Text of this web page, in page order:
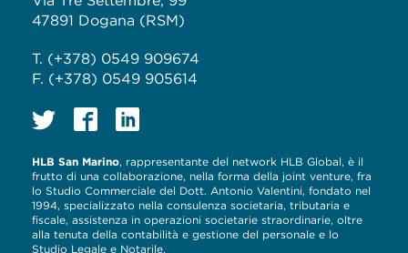
47891 Dogana (RSM)
T. (+378) 0549 909674
F. (+378) 0549 905614
HLB San Marino, rappresentante del network HLB Global, è il
frutto di una collaborazione, nella forma della joint venture, fra
lo Studio Commerciale del Dott. Antonio Valentini, fondato nel
1994, specializzato nella consulenza societaria, tributaria e
fiscale, assistenza in operazioni societarie straordinarie, oltre
alla tenuta della contabilità e gestione del personale e lo
Studio Legale e Notarile.